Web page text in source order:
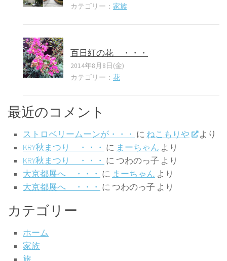
カテゴリー： 家族
百日紅の花 ・・・
2014年8月8日(金)
カテゴリー： 花
最近のコメント
ストロベリームーンが・・・ に ねこもりや
より
KRY秋まつり ・・・ に まーちゃん より
KRY秋まつり ・・・ に つわのっ子 より
大京都展へ ・・・ に まーちゃん より
大京都展へ ・・・ に つわのっ子 より
カテゴリー
ホーム
家族